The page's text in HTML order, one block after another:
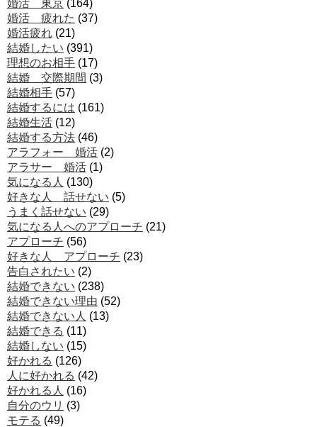
婚活 東京 (164)
婚活 疲れた (37)
婚活疲れ (21)
結婚したい (391)
理想のお相手 (17)
結婚 交際期間 (3)
結婚相手 (57)
結婚するには (161)
結婚生活 (12)
結婚する方法 (46)
アラフォー 婚活 (2)
アラサー 婚活 (1)
気になる人 (130)
好きな人 話せない (5)
うまく話せない (29)
気になる人へのアプローチ (21)
アプローチ (56)
好きな人 アプローチ (23)
告白されたい (2)
結婚できない (238)
結婚できない理由 (52)
結婚できない人 (13)
結婚できる (11)
結婚しない (15)
好かれる (126)
人に好かれる (42)
好かれる人 (16)
自分のウリ (3)
モテる (49)